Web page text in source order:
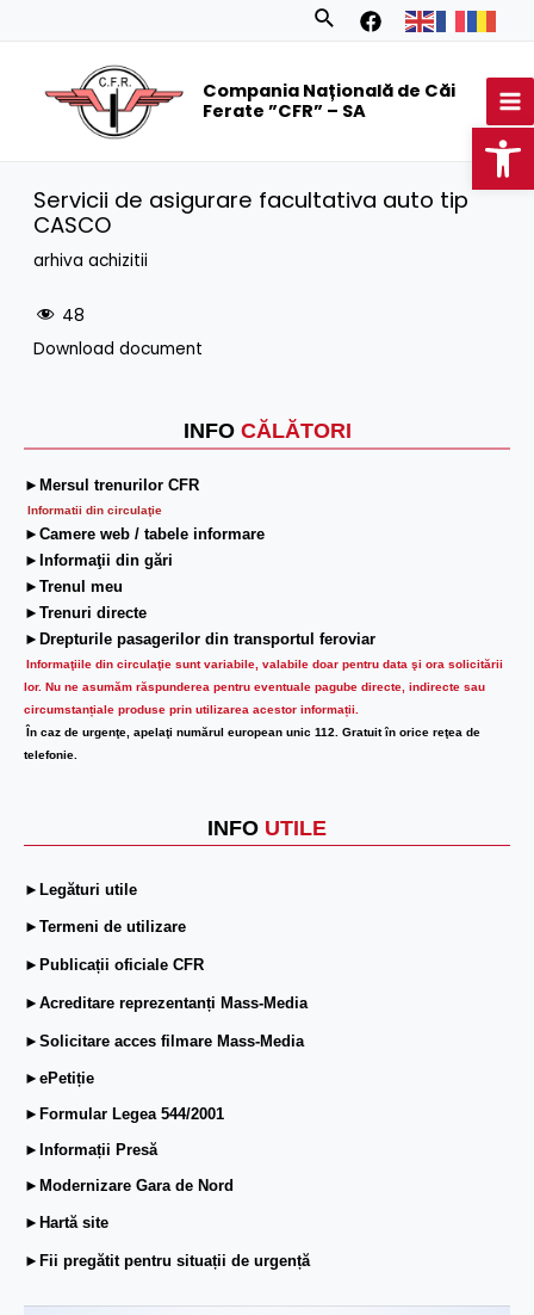
Search
Compania Națională de Căi
Ferate ”CFR” – SA
INFO CĂLĂTORI
►Mersul trenurilor CFR
Informatii din circulaţie
►Camere web / tabele informare
►Informaţii din gări
►Trenul meu
►Trenuri directe
►Drepturile pasagerilor din transportul feroviar
Informaţiile din circulaţie sunt variabile, valabile doar pentru data şi ora solicitării
lor. Nu ne asumăm răspunderea pentru eventuale pagube directe, indirecte sau
circumstanțiale produse prin utilizarea acestor informații.
În caz de urgenţe, apelaţi numărul european unic 112. Gratuit în orice reţea de
telefonie.
INFO UTILE
►Legături utile
►Termeni de utilizare
►Publicații oficiale CFR
►Acreditare reprezentanți Mass-Media
►Solicitare acces filmare Mass-Media
►ePetiție
►Formular Legea 544/2001
►Informații Presă
►Modernizare Gara de Nord
►Hartă site
►Fii pregătit pentru situații de urgență
Servicii de asigurare facultativa auto tip
CASCO
arhiva achizitii
48
Download document